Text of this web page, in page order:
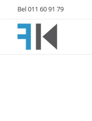
Bel 011 60 91 79